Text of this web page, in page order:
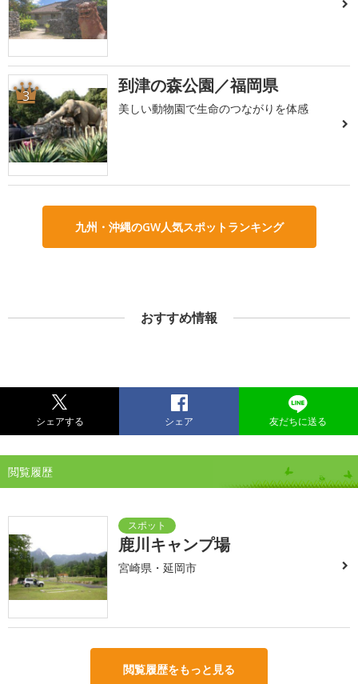
3 到津の森公園／福岡県
美しい動物園で生命のつながりを体感
九州・沖縄のGW人気スポットランキング
おすすめ情報
シェアする シェア 友だちに送る
閲覧履歴
鹿川キャンプ場
宮崎県・延岡市
閲覧履歴をもっと見る